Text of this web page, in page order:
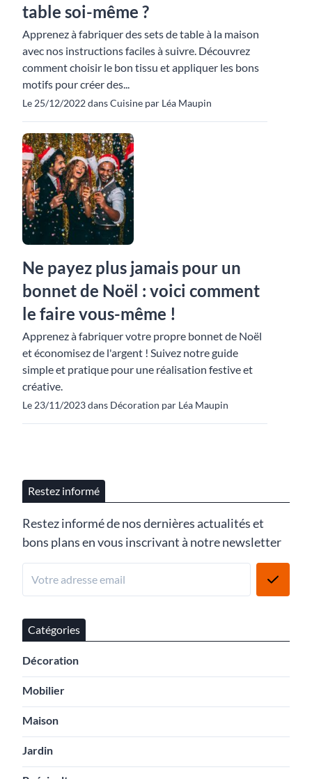
table soi-même ?
Apprenez à fabriquer des sets de table à la maison
avec nos instructions faciles à suivre. Découvrez
comment choisir le bon tissu et appliquer les bons
motifs pour créer des...
Le 25/12/2022 dans Cuisine par Léa Maupin
Ne payez plus jamais pour un
bonnet de Noël : voici comment
le faire vous-même !
Apprenez à fabriquer votre propre bonnet de Noël
et économisez de l'argent ! Suivez notre guide
simple et pratique pour une réalisation festive et
créative.
Le 23/11/2023 dans Décoration par Léa Maupin
Restez informé
Restez informé de nos dernières actualités et
bons plans en vous inscrivant à notre newsletter
Catégories
Décoration
Mobilier
Maison
Jardin